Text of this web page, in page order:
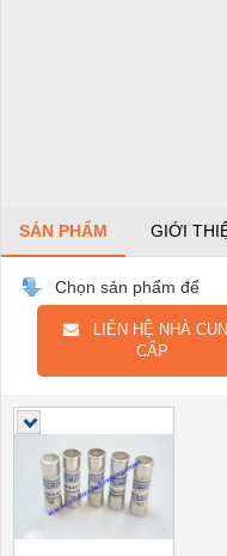
SẢN PHẨM GIỚI
Chọn sản phẩm để
LIÊN HỆ NHÀ
CẤP